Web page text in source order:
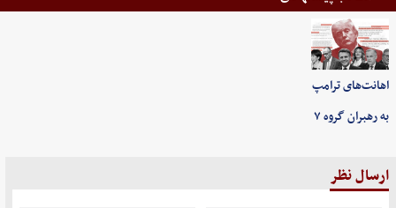
اهانت‌های ترامپ
به رهبران گروه ۷
ارسال نظر